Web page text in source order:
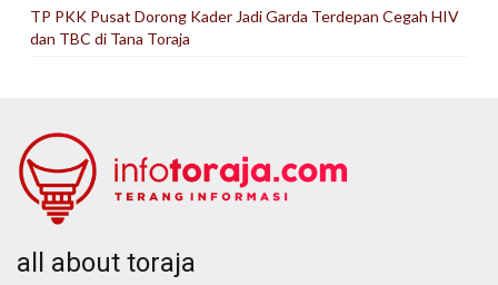
TP PKK Pusat Dorong Kader Jadi Garda Terdepan Cegah HIV
dan TBC di Tana Toraja
all about toraja